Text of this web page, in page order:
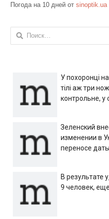
Погода на 10 дней от sinoptik.ua
Найти:
У похоронці
тілі аж три
контрольне, у
Зеленский
изменении в
переносе
В результате
9 человек,